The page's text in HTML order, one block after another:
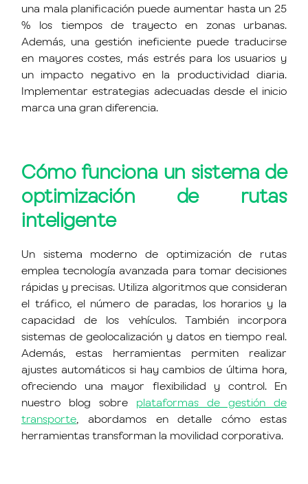
una mala planificación puede aumentar hasta un 25
% los tiempos de trayecto en zonas urbanas.
Además, una gestión ineficiente puede traducirse
en mayores costes, más estrés para los usuarios y
un impacto negativo en la productividad diaria.
Implementar estrategias adecuadas desde el inicio
marca una gran diferencia.
Cómo funciona un sistema de
optimización de rutas
inteligente
Un sistema moderno de optimización de rutas
emplea tecnología avanzada para tomar decisiones
rápidas y precisas. Utiliza algoritmos que consideran
el tráfico, el número de paradas, los horarios y la
capacidad de los vehículos. También incorpora
sistemas de geolocalización y datos en tiempo real.
Además, estas herramientas permiten realizar
ajustes automáticos si hay cambios de última hora,
ofreciendo una mayor flexibilidad y control. En
nuestro blog sobre plataformas de gestión de
transporte, abordamos en detalle cómo estas
herramientas transforman la movilidad corporativa.